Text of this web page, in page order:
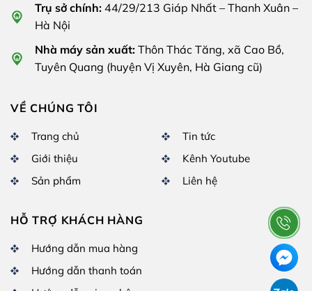
Trụ sở chính: 44/29/213 Giáp Nhất – Thanh Xuân –
Hà Nội
Nhà máy sản xuất: Thôn Thác Tăng, xã Cao Bồ,
Tuyên Quang (huyện Vị Xuyên, Hà Giang cũ)
VỀ CHÚNG TÔI
Trang chủ
Giới thiệu
Sản phẩm
Tin tức
Kênh Youtube
Liên hệ
HỖ TRỢ KHÁCH HÀNG
Hướng dẫn mua hàng
Hướng dẫn thanh toán